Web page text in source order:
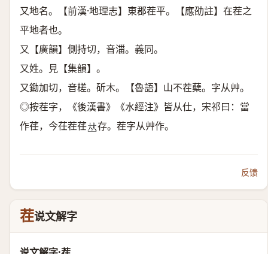
又地名。【前漢·地理志】東郡茬平。【應劭註】在茬之
平地者也。
又【廣韻】側持切，音湽。義同。
又姓。見【集韻】。
又鋤加切，音槎。斫木。【魯語】山不茬蘖。字从艸。
◎按茬字，《後漢書》《水經注》皆从仕，宋祁曰：當
作荏，今茌茬荏𠀤存。茬字从艸作。
反馈
茬说文解字